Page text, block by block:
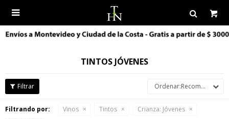

TINTOS JÓVENES
Recomendados
Filtrando por: Vinos Tintos Crianza: Jóvenes